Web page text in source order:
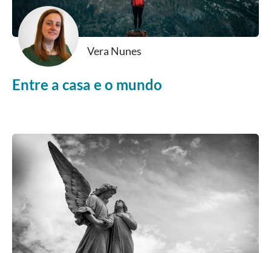
Vera Nunes
Entre a casa e o mundo